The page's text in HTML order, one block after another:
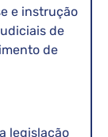
e instrução
de
de
legislação